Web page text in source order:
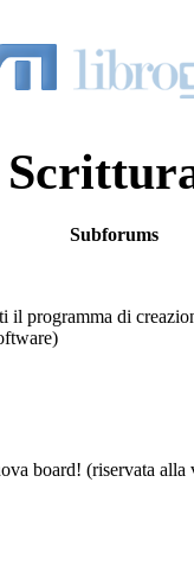
Subforums
il programma di
board! (riservata